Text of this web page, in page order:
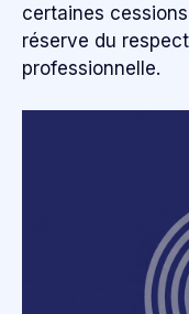
certaines
réserve du
professionnelle.